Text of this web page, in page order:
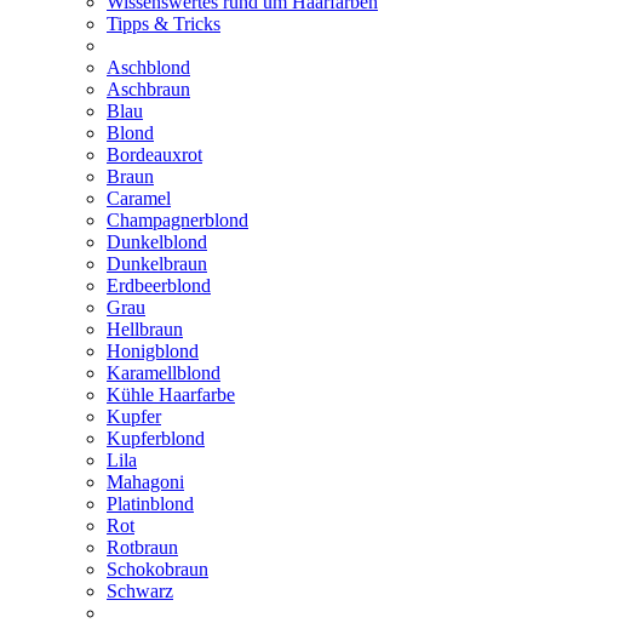
Tipps & Tricks
Aschblond
Aschbraun
Blau
Blond
Bordeauxrot
Braun
Caramel
Champagnerblond
Dunkelblond
Dunkelbraun
Erdbeerblond
Grau
Hellbraun
Honigblond
Karamellblond
Kühle Haarfarbe
Kupfer
Kupferblond
Lila
Mahagoni
Platinblond
Rot
Rotbraun
Schokobraun
Schwarz